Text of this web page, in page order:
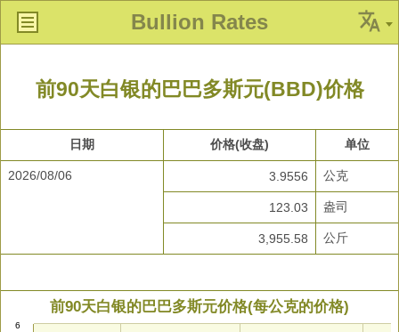
Bullion Rates
前90天白银的巴巴多斯元(BBD)价格
日期 价格(收盘) 单位
2026/08/06 3.9556 公克
123.03 盎司
3,955.58 公斤
前90天白银的巴巴多斯元价格(每公克的价格)
6